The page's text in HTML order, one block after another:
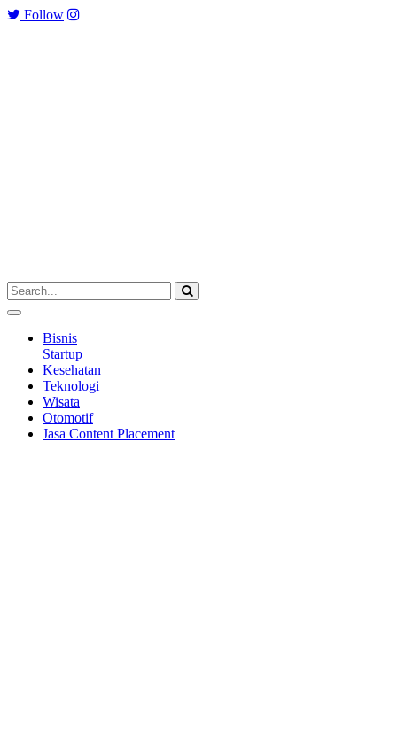
Follow
Bisnis
Startup
Kesehatan
Teknologi
Wisata
Otomotif
Jasa Content Placement